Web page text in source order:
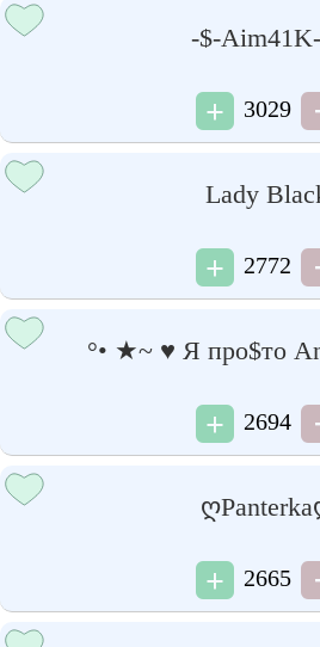
-$-
3029
Lady
2772
°• ★~ ♥ Я про$то
2694
2665